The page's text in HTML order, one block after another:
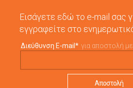
Εισάγετε εδώ το e-mail σας
εγγραφείτε στο
Διεύθυνση E-mail * για αποστολή